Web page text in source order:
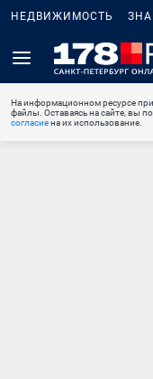
НЕДВИЖИМОСТЬ
На информационном ресурсе
файлы. Оставаясь на сайте, вы
согласиена их использование.